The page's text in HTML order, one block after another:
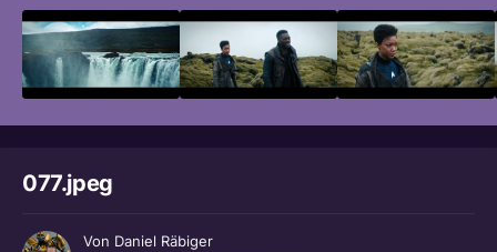
077.jpeg
Von Daniel Räbiger